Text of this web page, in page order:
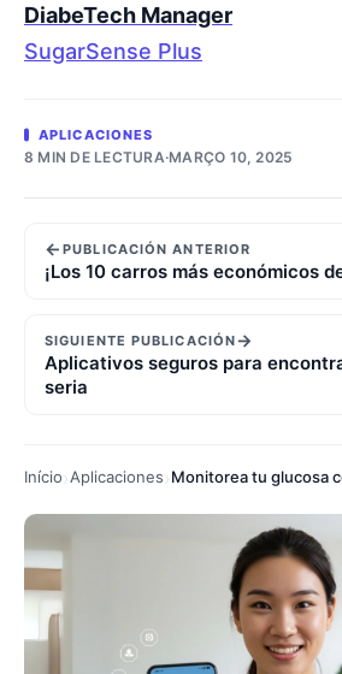
DiabeTech Manager
SugarSense Plus
APLICACIONES
8 MIN DE LECTURA·MARÇO 10, 2025
←PUBLICACIÓN ANTERIOR
¡Los 10 carros más económicos
SIGUIENTE PUBLICACIÓN→
Aplicativos seguros para
seria
Início Aplicaciones Monitorea tu glucosa